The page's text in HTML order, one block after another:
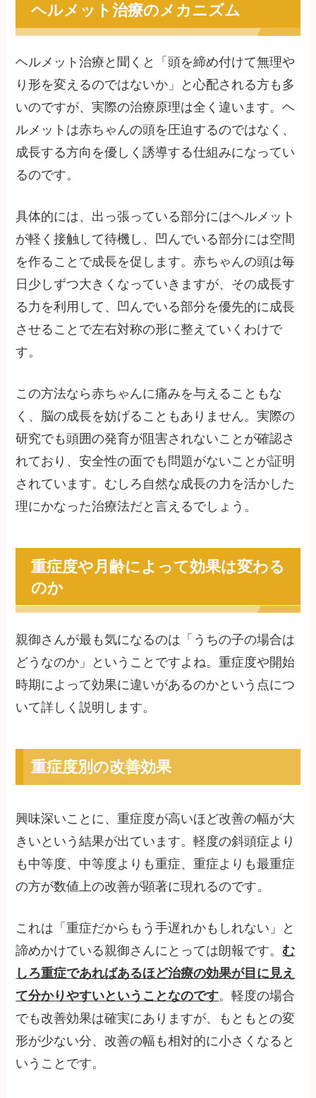
ヘルメット治療のメカニズム
ヘルメット治療と聞くと「頭を締め付けて無理や
り形を変えるのではないか」と心配される方も多
いのですが、実際の治療原理は全く違います。ヘ
ルメットは赤ちゃんの頭を圧迫するのではなく、
成長する方向を優しく誘導する仕組みになってい
るのです。
具体的には、出っ張っている部分にはヘルメット
が軽く接触して待機し、凹んでいる部分には空間
を作ることで成長を促します。赤ちゃんの頭は毎
日少しずつ大きくなっていきますが、その成長す
る力を利用して、凹んでいる部分を優先的に成長
させることで左右対称の形に整えていくわけで
す。
この方法なら赤ちゃんに痛みを与えることもな
く、脳の成長を妨げることもありません。実際の
研究でも頭囲の発育が阻害されないことが確認さ
れており、安全性の面でも問題がないことが証明
されています。むしろ自然な成長の力を活かした
理にかなった治療法だと言えるでしょう。
重症度や月齢によって効果は変わる
のか
親御さんが最も気になるのは「うちの子の場合は
どうなのか」ということですよね。重症度や開始
時期によって効果に違いがあるのかという点につ
いて詳しく説明します。
重症度別の改善効果
興味深いことに、重症度が高いほど改善の幅が大
きいという結果が出ています。軽度の斜頭症より
も中等度、中等度よりも重症、重症よりも最重症
の方が数値上の改善が顕著に現れるのです。
これは「重症だからもう手遅れかもしれない」と
諦めかけている親御さんにとっては朗報です。 む
しろ重症であればあるほど治療の効果が目に見え
て分かりやすいということなのです。軽度の場合
でも改善効果は確実にありますが、もともとの変
形が少ない分、改善の幅も相対的に小さくなると
いうことです。